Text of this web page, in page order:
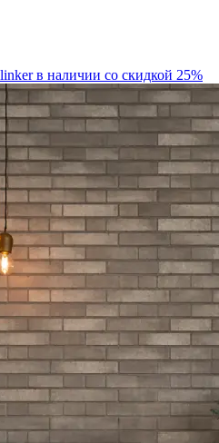
в наличии со скидкой 25%